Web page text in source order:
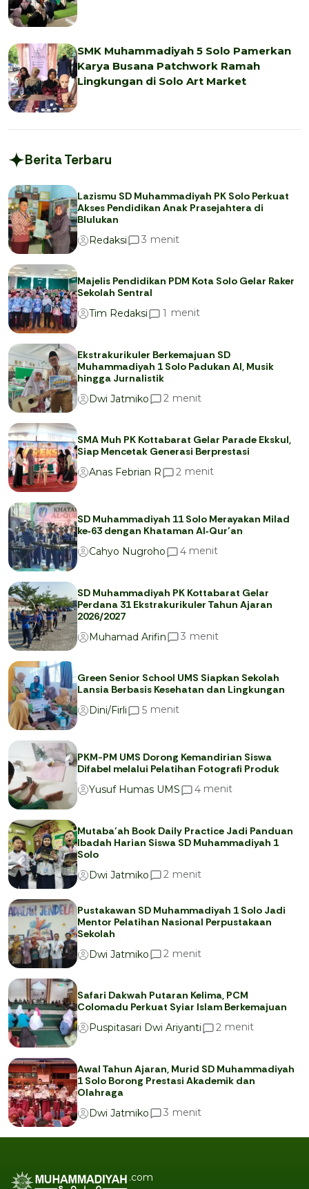
SMK Muhammadiyah 5 Solo Pamerkan
Karya Busana Patchwork Ramah
Lingkungan di Solo Art Market
Berita Terbaru
Lazismu SD Muhammadiyah PK Solo Perkuat
Akses Pendidikan Anak Prasejahtera di
Blulukan
Redaksi
3 menit
Majelis Pendidikan PDM Kota Solo Gelar Raker
Sekolah Sentral
Tim Redaksi
1 menit
Ekstrakurikuler Berkemajuan SD
Muhammadiyah 1 Solo Padukan AI, Musik
hingga Jurnalistik
Dwi Jatmiko
2 menit
SMA Muh PK Kottabarat Gelar Parade Ekskul,
Siap Mencetak Generasi Berprestasi
Anas Febrian R
2 menit
SD Muhammadiyah 11 Solo Merayakan Milad
ke‑63 dengan Khataman Al‑Qur’an
Cahyo Nugroho
4 menit
SD Muhammadiyah PK Kottabarat Gelar
Perdana 31 Ekstrakurikuler Tahun Ajaran
2026/2027
Muhamad Arifin
3 menit
Green Senior School UMS Siapkan Sekolah
Lansia Berbasis Kesehatan dan Lingkungan
Dini/Firli
5 menit
PKM-PM UMS Dorong Kemandirian Siswa
Difabel melalui Pelatihan Fotografi Produk
Yusuf Humas UMS
4 menit
Mutaba’ah Book Daily Practice Jadi Panduan
Ibadah Harian Siswa SD Muhammadiyah 1
Solo
Dwi Jatmiko
2 menit
Pustakawan SD Muhammadiyah 1 Solo Jadi
Mentor Pelatihan Nasional Perpustakaan
Sekolah
Dwi Jatmiko
2 menit
Safari Dakwah Putaran Kelima, PCM
Colomadu Perkuat Syiar Islam Berkemajuan
Puspitasari Dwi Ariyanti
2 menit
Awal Tahun Ajaran, Murid SD Muhammadiyah
1 Solo Borong Prestasi Akademik dan
Olahraga
Dwi Jatmiko
3 menit
.com